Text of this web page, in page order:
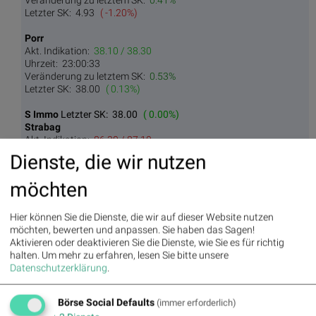
Letzter SK: 4.93 ( -1.20%)
Porr
Akt. Indikation: 38.10 / 38.30
Uhrzeit: 23:00:33
Veränderung zu letztem SK: 0.53%
Letzter SK: 38.00 ( 0.13%)
S Immo Letzter SK: 38.00
( 0.00%)
Strabag
Akt. Indikation:86.30 / 87.10
Uhrzeit:
22:58:48
Veränderung zu letztem SK:
-0.23%
Akt. Indikation: 16.95 / 17.10
Uhrzeit:23:00:37
Veränderung zu letztem SK:0.74%
Letzter SK:16.90 ( -0.59%)
Dienste, die wir nutzen
möchten
Hier können Sie die Dienste, die wir auf dieser Website nutzen
möchten, bewerten und anpassen. Sie haben das Sagen!
Aktivieren oder deaktivieren Sie die Dienste, wie Sie es für richtig
halten. Um mehr zu erfahren, lesen Sie bitte unsere
Datenschutzerklärung.
Börse Social Defaults (immer erforderlich)